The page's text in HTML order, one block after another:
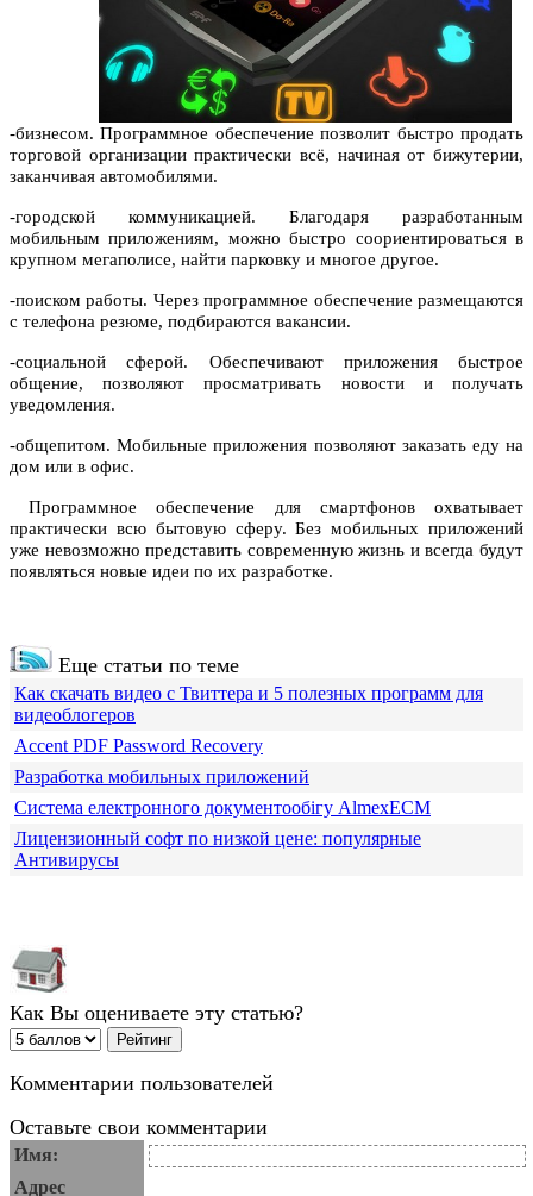
-бизнесом. Программное обеспечение позволит быстро продать
торговой организации практически всё, начиная от бижутерии,
заканчивая автомобилями.
-городской коммуникацией. Благодаря разработанным
мобильным приложениям, можно быстро соориентироваться в
крупном мегаполисе, найти парковку и многое другое.
-поиском работы. Через программное обеспечение размещаются
с телефона резюме, подбираются вакансии.
-социальной сферой. Обеспечивают приложения быстрое
общение, позволяют просматривать новости и получать
уведомления.
-общепитом. Мобильные приложения позволяют заказать еду на
дом или в офис.
Программное обеспечение для смартфонов охватывает
практически всю бытовую сферу. Без мобильных приложений
уже невозможно представить современную жизнь и всегда будут
появляться новые идеи по их разработке.
Еще статьи по теме
Как скачать видео с Твиттера и 5 полезных программ для
видеоблогеров
Accent PDF Password Recovery
Разработка мобильных приложений
Система електронного документообігу AlmexECM
Лицензионный софт по низкой цене: популярные
Антивирусы
Как Вы оцениваете эту статью?
Комментарии пользователей
Оставьте свои комментарии
Имя:
Адрес